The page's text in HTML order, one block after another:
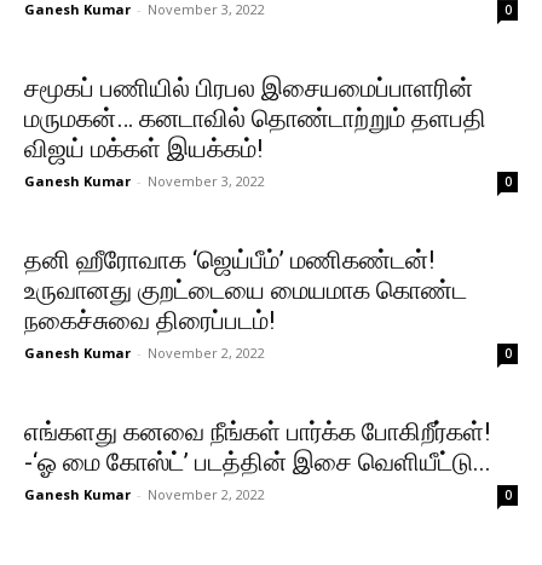
Ganesh Kumar - November 3, 2022 0
சமூகப் பணியில் பிரபல இசையமைப்பாளரின்
மருமகன்… கனடாவில் தொண்டாற்றும் தளபதி
விஜய் மக்கள் இயக்கம்!
Ganesh Kumar - November 3, 2022 0
தனி ஹீரோவாக ‘ஜெய்பீம்’ மணிகண்டன்!
உருவானது குறட்டையை மையமாக கொண்ட
நகைச்சுவை திரைப்படம்!
Ganesh Kumar - November 2, 2022 0
எங்களது கனவை நீங்கள் பார்க்க போகிறீர்கள்!
-‘ஓ மை கோஸ்ட்’ படத்தின் இசை வெளியீட்டு...
Ganesh Kumar - November 2, 2022 0